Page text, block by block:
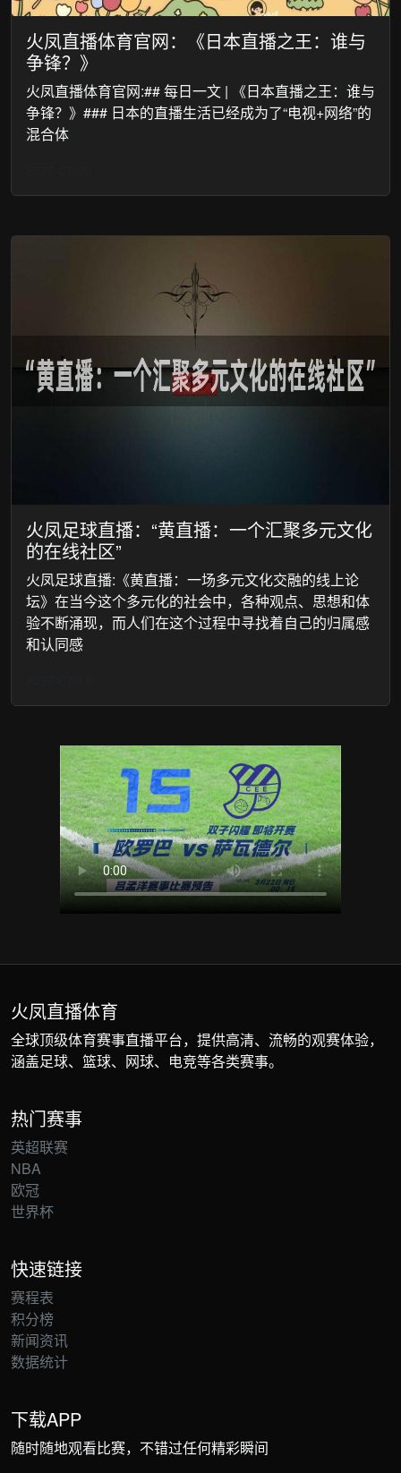
火凤直播体育官网：《日本直播之王：谁与
争锋？》
火凤直播体育官网:## 每日一文 | 《日本直播之王：谁与
争锋？》### 日本的直播生活已经成为了“电视+网络”的
混合体
火凤足球直播：“黄直播：一个汇聚多元文化
的在线社区”
火凤足球直播:《黄直播：一场多元文化交融的线上论
坛》在当今这个多元化的社会中，各种观点、思想和体
验不断涌现，而人们在这个过程中寻找着自己的归属感
和认同感
火凤直播体育
全球顶级体育赛事直播平台，提供高清、流畅的观赛体验，
涵盖足球、篮球、网球、电竞等各类赛事。
热门赛事
英超联赛
NBA
欧冠
世界杯
快速链接
赛程表
积分榜
新闻资讯
数据统计
下载APP
随时随地观看比赛，不错过任何精彩瞬间